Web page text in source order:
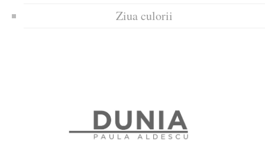
Ziua culorii